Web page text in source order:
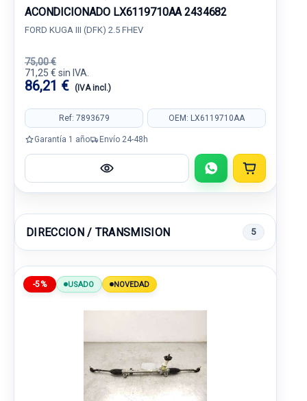
ACONDICIONADO LX6119710AA 2434682
FORD KUGA III (DFK) 2.5 FHEV
75,00 €
71,25 € sin IVA.
86,21 € (IVA incl.)
Ref: 7893679 OEM: LX6119710AA
Garantía 1 año Envío 24-48h
DIRECCION / TRANSMISION 5
-5% USADO NOVEDAD